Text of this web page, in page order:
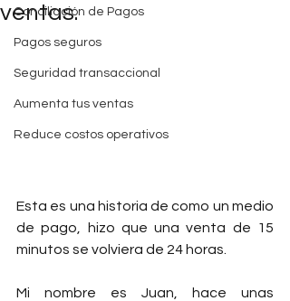
Conciliación de Pagos
Pagos seguros
Seguridad transaccional
Aumenta tus ventas
Reduce costos operativos
ventas.
Esta es una historia de como un medio
de pago, hizo que una venta de 15
minutos se volviera de 24 horas.
Mi nombre es Juan, hace unas